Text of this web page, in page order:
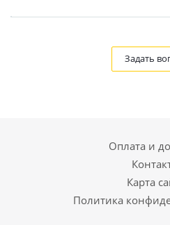
Задать
Оплата и
Карта
Политика